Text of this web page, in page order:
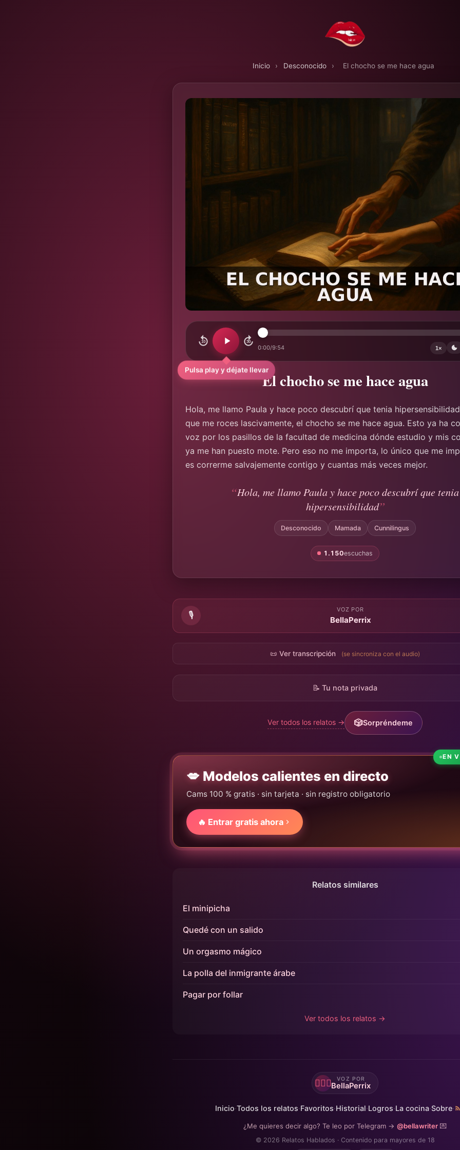
Inicio › Desconocido › El chocho se me hace agua
10 30
0:00/9:54 1×
Pulsa play y déjate llevar
El chocho se me hace agua
Hola, me llamo Paula y hace poco descubrí que tenia
que me roces lascivamente, el chocho se me hace agua. Esto ya ha
voz por los pasillos de la facultad de medicina dónde estudio y mis
ya me han puesto mote. Pero eso no me importa, lo único que me
es correrme salvajemente contigo y cuantas más veces mejor.
Hola, me llamo Paula y hace poco descubrí que tenia
hipersensibilidad
Desconocido Mamada Cunnilingus
1.150escuchas
🎙️
VOZ POR
BellaPerrix
📜 Ver transcripción (se sincroniza con el audio)
📝 Tu nota privada
Ver todos los relatos → Sorpréndeme
EN
💋 Modelos calientes en directo
Cams 100 % gratis · sin tarjeta · sin registro obligatorio
🔥 Entrar gratis ahora
Relatos similares
El minipicha
Quedé con un salido
Un orgasmo mágico
La polla del inmigrante árabe
Pagar por follar
Ver todos los relatos →
🙋🏻‍♀️ VOZ POR
BellaPerrix
Inicio·Todos los relatos·Favoritos·Historial·Logros·La cocina·Sobre·
¿Me quieres decir algo? Te leo por Telegram → @bellawriter 💌
© 2026 Relatos Hablados · Contenido para mayores de 18